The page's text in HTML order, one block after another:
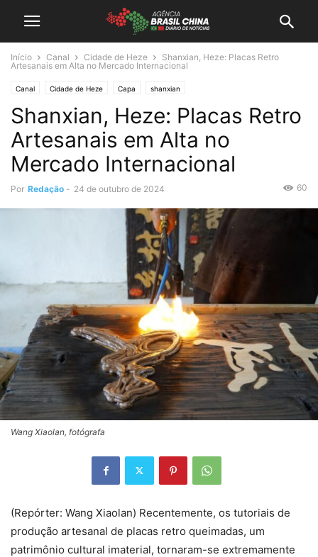
Início Canal Cidade de Heze
Shanxian, Heze: Placas Retro
Artesanais em Alta no Mercado Internacional
Canal Cidade de Heze Capa shanxian
Shanxian, Heze: Placas Retro
Artesanais em Alta no
Mercado Internacional
Por Redação - 24 de outubro de 2024 60
Wang Xiaolan, fotógrafa
(Repórter: Wang Xiaolan) Recentemente, os tutoriais de
produção artesanal de placas retro queimadas, um
patrimônio cultural imaterial, tornaram-se extremamente